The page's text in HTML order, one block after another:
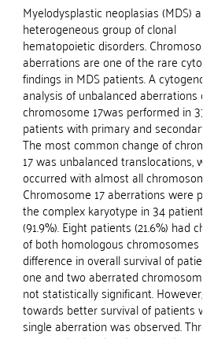
Myelodysplastic neoplasias (MDS) are
heterogeneous group of clonal
hematopoietic disorders.
aberrations are one of the rare
findings in MDS patients. A
analysis of unbalanced aberrations of
chromosome 17was performed in 37
patients with primary and secondary
The most common change of
17 was unbalanced translocations,
occurred with almost all
Chromosome 17 aberrations were
the complex karyotype in 34 patients
(91.9%). Eight patients (21.6%) had
of both homologous chromosomes
difference in overall survival of
one and two aberrated
not statistically significant. However,
towards better survival of patients
single aberration was observed. Three